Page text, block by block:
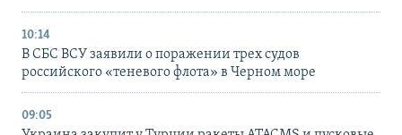
10:14
В СБС ВСУ заявили о поражении трех судов
российского «теневого флота» в Черном море
09:05